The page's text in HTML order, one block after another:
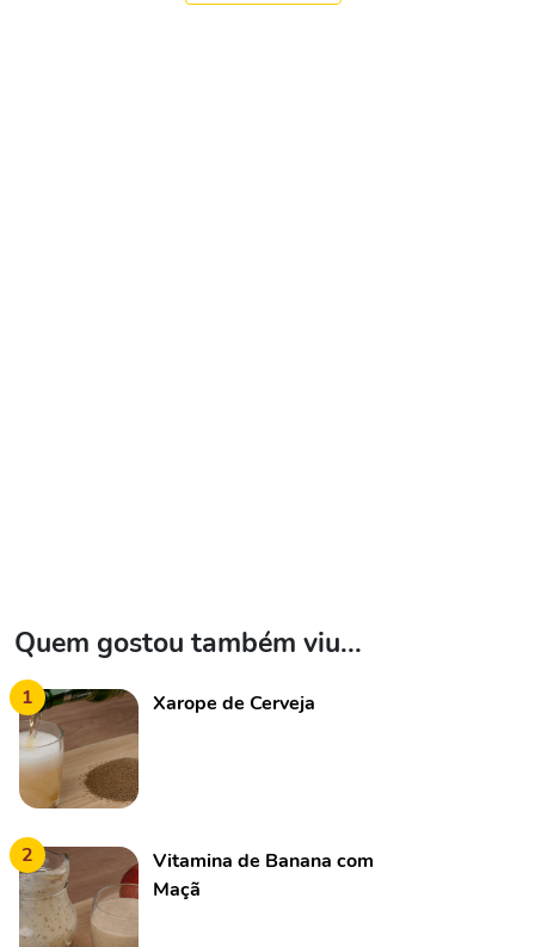
Quem gostou também viu...
1 Xarope de Cerveja
2
Vitamina de Banana com
Maçã